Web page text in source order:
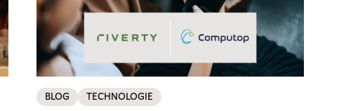
BLOG TECHNOLOGIE